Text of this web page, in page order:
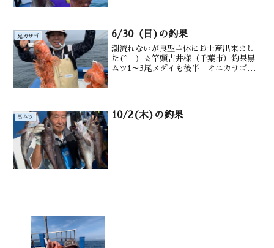
鬼カサゴ 6/30（日)の釣果
潮流れないが良型主体にお土産出来まし
た(^_-)-☆竿頭吉井様（千葉市）釣果黒
ムツ1～3尾メダイも後半 オニカサゴ0～
黒ムツ 10/2(木)の釣果